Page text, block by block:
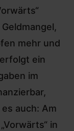
mehr und
ein
im
auch: Am
in